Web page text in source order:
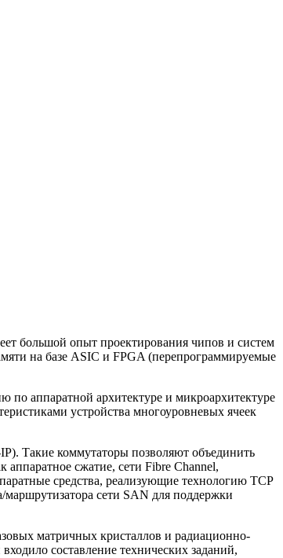
большой опыт проектирования чипов и систем
на базе ASIC и FPGA (перепрограммируемые
по аппаратной архитектуре и микроархитектуре
устройства многоуровневых ячеек
Такие коммутаторы позволяют объединить
аппаратное сжатие, сети Fibre Channel,
средства, реализующие технологию TCP
сети SAN для поддержки
матричных кристаллов и радиационно-
составление технических заданий,